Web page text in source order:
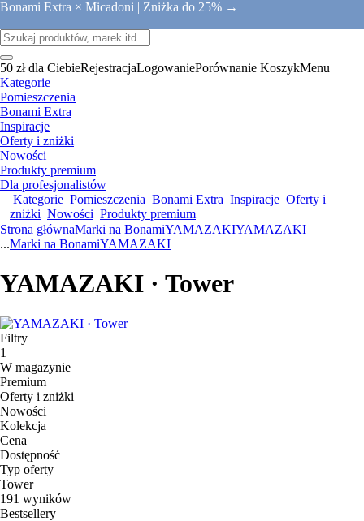
Bonami Extra × Micadoni | Zniżka do 25% →
50 zł dla CiebieRejestracjaLogowaniePorównanie KoszykMenu
Kategorie
Pomieszczenia
Bonami Extra
Inspiracje
Oferty i zniżki
Nowości
Produkty premium
Dla profesjonalistów
Kategorie Pomieszczenia Bonami Extra Inspiracje Oferty i
zniżki Nowości Produkty premium
Strona głównaMarki na BonamiYAMAZAKIYAMAZAKI
...Marki na BonamiYAMAZAKI
YAMAZAKI · Tower
Filtry
1
W magazynie
Premium
Oferty i zniżki
Nowości
Kolekcja
Cena
Dostępność
Typ oferty
Tower
191 wyników
Bestsellery